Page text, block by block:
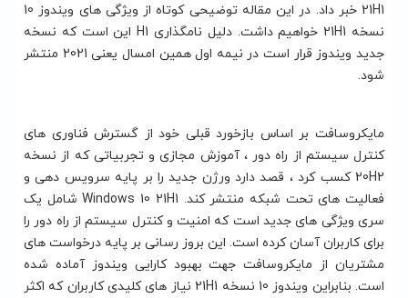
21H1 خبر داد. در این مقاله توضیحی کوتاه از ویژگی های ویندوز 10
نسخه 21H1 خواهیم داشت. دلیل نامگذاری H1 این است که نسخه
جدید ویندوز قرار است در نیمه اول همین امسال یعنی 2021 منتشر
شود.
مایکروسافت بر اساس بازخورد قبلی خود از گسترش فناوری های
کنترل سیستم از راه دور ، آموزش مجازی و تجربیاتی که از نسخه
20H2 کسب کرد ، قصد دارد ورژن جدید را بر پایه سرویس دهی و
فعالیت های تحت شبکه منتشر کند. Windows 10 21H1 شامل یک
سری ویژگی های جدید است که امنیت و کنترل سیستم از راه دور را
برای کاربران آسان کرده است. این بروز رسانی بر پایه درخواست های
مشتریان از مایکروسافت جهت بهبود کارایی ویندوز آماده شده
است. بنابراین ویندوز 10 نسخه 21H1 نیاز های کلیدی کاربران که اکثر